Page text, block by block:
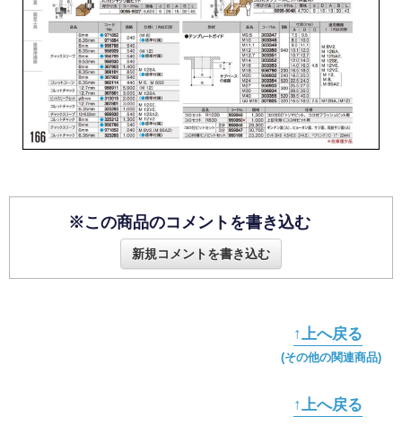
※この商品のコメントを書き込む
新規コメントを書き込む
↑上へ戻る
(その他の関連商品)
↑上へ戻る